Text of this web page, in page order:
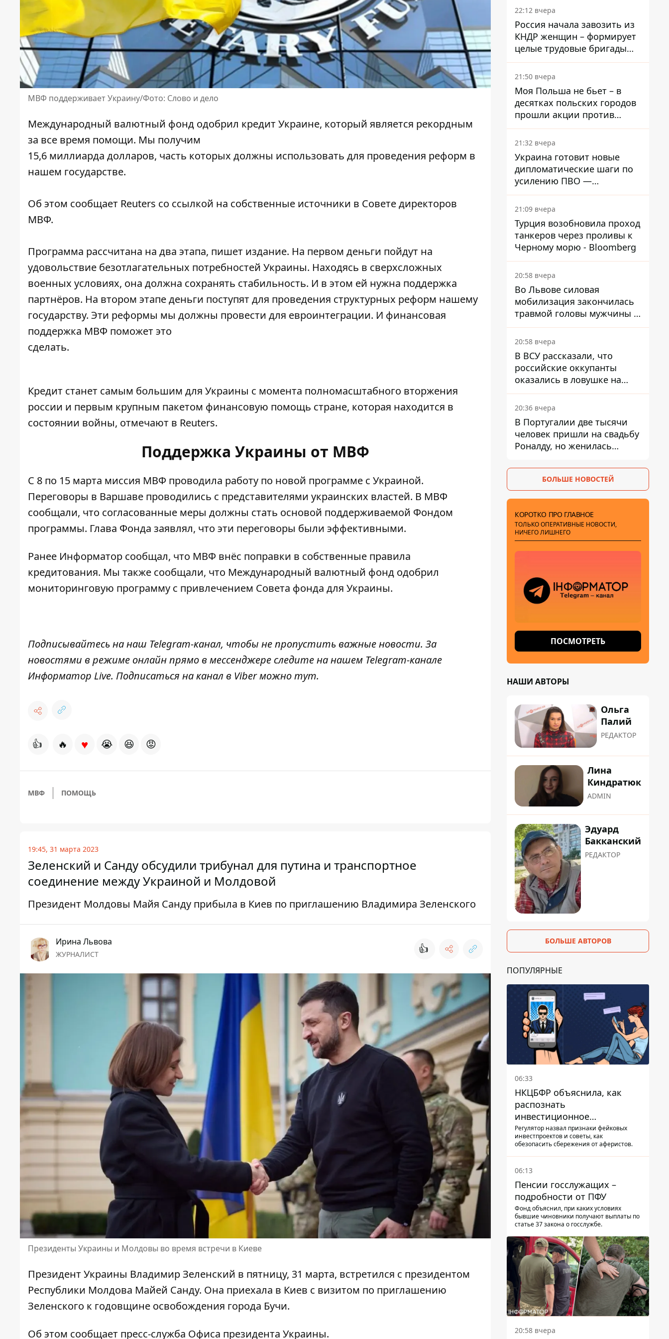
МВФ поддерживает Украину/Фото: Слово и дело
Международный валютный фонд одобрил кредит Украине, который является рекордным
за все время помощи. Мы получим
15,6 миллиарда долларов, часть которых должны использовать для проведения реформ в
нашем государстве.
Об этом сообщает Reuters со ссылкой на собственные источники в Совете директоров
МВФ.
Программа рассчитана на два этапа, пишет издание. На первом деньги пойдут на
удовольствие безотлагательных потребностей Украины. Находясь в сверхсложных
военных условиях, она должна сохранять стабильность. И в этом ей нужна поддержка
партнёров. На втором этапе деньги поступят для проведения структурных реформ нашему
государству. Эти реформы мы должны провести для евроинтеграции. И финансовая
поддержка МВФ поможет это
сделать.
Кредит станет самым большим для Украины с момента полномасштабного вторжения
россии и первым крупным пакетом финансовую помощь стране, которая находится в
состоянии войны, отмечают в Reuters.
Поддержка Украины от МВФ
С 8 по 15 марта миссия МВФ проводила работу по новой программе с Украиной.
Переговоры в Варшаве проводились с представителями украинских властей. В МВФ
сообщали, что согласованные меры должны стать основой поддерживаемой Фондом
программы. Глава Фонда заявлял, что эти переговоры были эффективными.
Ранее Информатор сообщал, что МВФ внёс поправки в собственные правила
кредитования. Мы также сообщали, что Международный валютный фонд одобрил
мониторинговую программу с привлечением Совета фонда для Украины.
Подписывайтесь на наш Telegram-канал, чтобы не пропустить важные новости. За
новостями в режиме онлайн прямо в мессенджере следите на нашем Telegram-канале
Информатор Live. Подписаться на канал в Viber можнотут.
👍 🔥 ♥ 😭 😆 😡
МВФ ПОМОЩЬ
19:45, 31 марта 2023
Зеленский и Санду обсудили трибунал для путина и транспортное
соединение между Украиной и Молдовой
Президент Молдовы Майя Санду прибыла в Киев по приглашению Владимира Зеленского
Ирина Львова
ЖУРНАЛИСТ 👍
Президенты Украины и Молдовы во время встречи в Киеве
Президент Украины Владимир Зеленский в пятницу, 31 марта, встретился с президентом
Республики Молдова Майей Санду. Она приехала в Киев с визитом по приглашению
Зеленского к годовщине освобождения города Бучи.
Об этом сообщает пресс-служба Офиса президента Украины.
22:12 вчера
Россия начала завозить из
КНДР женщин – формирует
целые трудовые бригады
для работы на заводах
21:50 вчера
Моя Польша не бьет – в
десятках польских городов
прошли акции против
нападений на украинцев
21:32 вчера
Украина готовит новые
дипломатические шаги по
усилению ПВО —
Зеленский
21:09 вчера
Турция возобновила проход
танкеров через проливы к
Черному морю - Bloomberg
20:58 вчера
Во Львове силовая
мобилизация закончилась
травмой головы мужчины -
его дочери распылили газ в
глаза
20:58 вчера
В ВСУ рассказали, что
российские оккупанты
оказались в ловушке на
Кинбурнской косе
20:36 вчера
В Португалии две тысячи
человек пришли на свадьбу
Роналду, но женилась
БОЛЬШЕ НОВОСТЕЙ
КОРОТКО ПРО ГЛАВНОЕ
ТОЛЬКО ОПЕРАТИВНЫЕ НОВОСТИ,
НИЧЕГО ЛИШНЕГО
ПОСМОТРЕТЬ
НАШИ АВТОРЫ
Ольга
Палий
РЕДАКТОР
Лина
Киндратюк
ADMIN
Эдуард
Бакканский
РЕДАКТОР
БОЛЬШЕ АВТОРОВ
ПОПУЛЯРНЫЕ
06:33
НКЦБФР объяснила, как
распознать
инвестиционное
мошенничество и не
потерять деньги
Регулятор назвал признаки фейковых
инвестпроектов и советы, как
обезопасить сбережения от аферистов.
06:13
Пенсии госслужащих –
подробности от ПФУ
Фонд объяснил, при каких условиях
бывшие чиновники получают выплаты по
статье 37 закона о госслужбе.
20:58 вчера